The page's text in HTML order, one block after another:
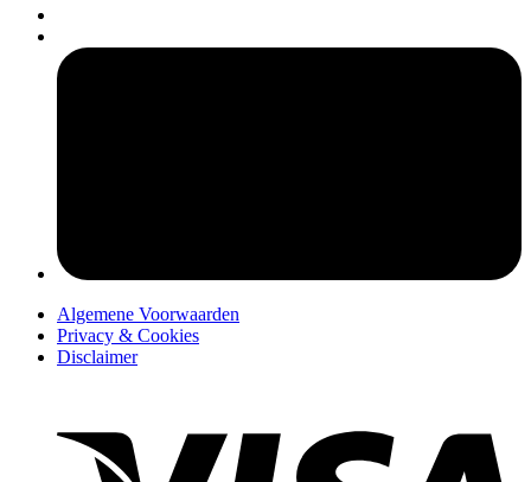
Algemene Voorwaarden
Privacy & Cookies
Disclaimer